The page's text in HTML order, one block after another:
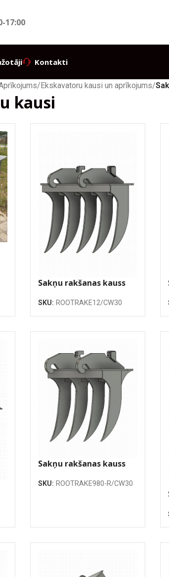
17:00
Kontakti
/Ekskavatoru kausi un aprīkojums/
kausi
Sakņu rakšanas kauss
SKU: ROOTRAKE12/CW30
Sakņu rakšanas kauss
SKU:ROOTRAKE980-R/CW30